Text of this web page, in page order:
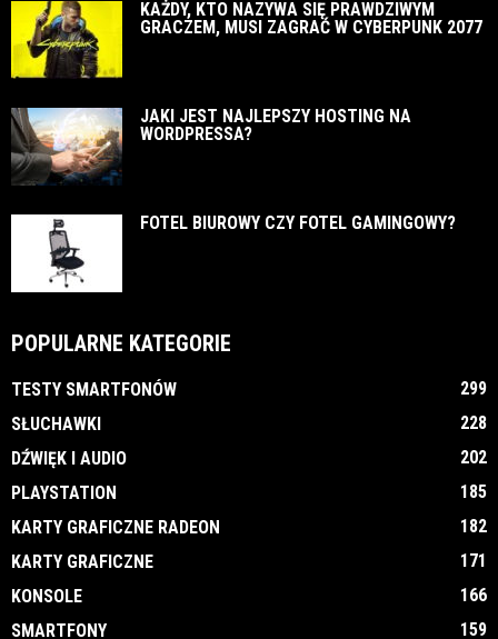
KAŻDY, KTO NAZYWA SIĘ PRAWDZIWYM
GRACZEM, MUSI ZAGRAĆ W CYBERPUNK 2077
JAKI JEST NAJLEPSZY HOSTING NA
WORDPRESSA?
FOTEL BIUROWY CZY FOTEL GAMINGOWY?
POPULARNE KATEGORIE
TESTY SMARTFONÓW
299
SŁUCHAWKI
228
DŹWIĘK I AUDIO
202
PLAYSTATION
185
KARTY GRAFICZNE RADEON
182
KARTY GRAFICZNE
171
KONSOLE
166
SMARTFONY
159